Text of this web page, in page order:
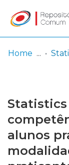
Browse
Entities
Log
In
(current)
Home
Statistics
alunos